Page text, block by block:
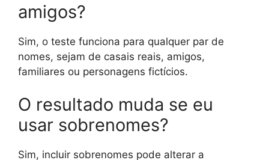
amigos?
Sim, o teste funciona para qualquer par de
nomes, sejam de casais reais, amigos,
familiares ou personagens fictícios.
O resultado muda se eu
usar sobrenomes?
Sim, incluir sobrenomes pode alterar a